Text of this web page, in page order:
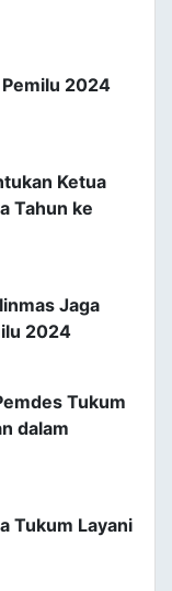
2024
Ketua
Tahun ke
Jaga
2024
Tukum
dalam
Tukum Layani